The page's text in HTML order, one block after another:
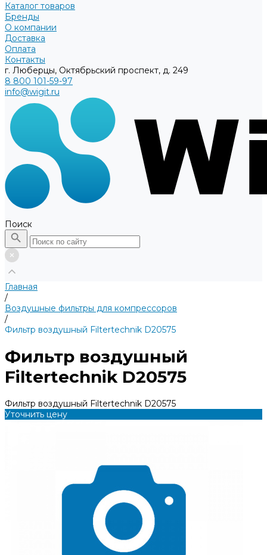
Каталог товаров
Бренды
О компании
Доставка
Оплата
Контакты
г. Люберцы, Октябрьский проспект, д. 249
8 800 101-59-97
info@wigit.ru
Поиск
Главная
/
Воздушные фильтры для компрессоров
/
Фильтр воздушный Filtertechnik D20575
Фильтр воздушный
Filtertechnik D20575
Фильтр воздушный Filtertechnik D20575
Уточнить цену